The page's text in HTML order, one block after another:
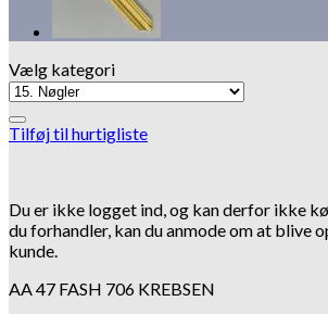
Vælg kategori
Tilføj til hurtigliste
Du er ikke logget ind, og kan derfor ikke
du forhandler, kan du anmode om at blive
kunde.
AA 47 FASH 706 KREBSEN